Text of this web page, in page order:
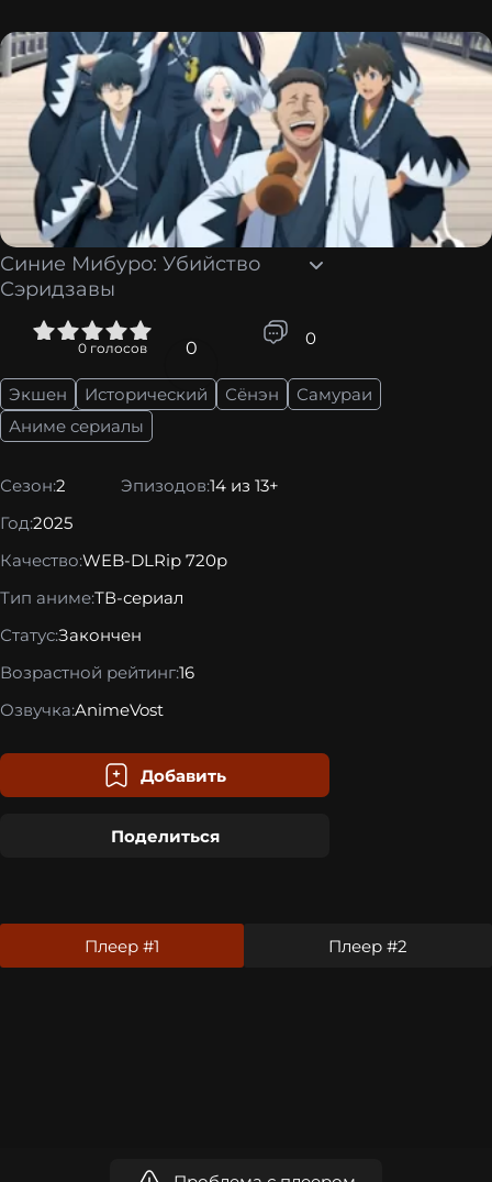
Синие Мибуро: Убийство
Сэридзавы
0 голосов 0 0
Экшен Исторический Сёнэн
Самураи
Аниме сериалы
Сезон:2 Эпизодов:14 из 13+
Год:2025
Качество:WEB-DLRip 720p
Тип аниме:ТВ-сериал
Статус:Закончен
Возрастной рейтинг:16
Озвучка:AnimeVost
Добавить
Поделиться
Плеер #1 Плеер #2